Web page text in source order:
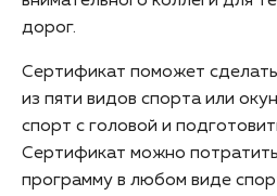
дорог.
Сертификат поможет
из пяти видов спорта или
спорт с головой и
Сертификат можно
программу в любом виде